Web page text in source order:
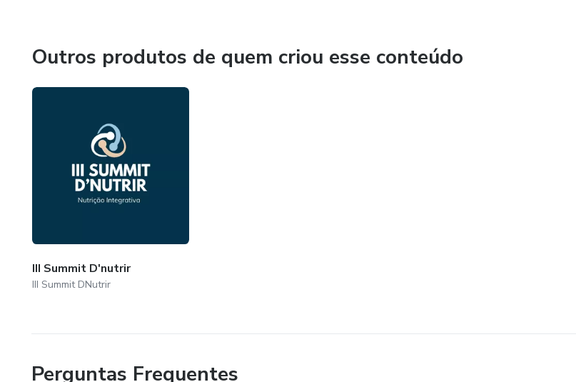
Outros produtos de quem criou esse conteúdo
III Summit D'nutrir
III Summit DNutrir
Perguntas Frequentes